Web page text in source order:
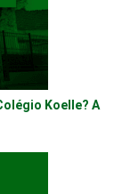
Koelle? A